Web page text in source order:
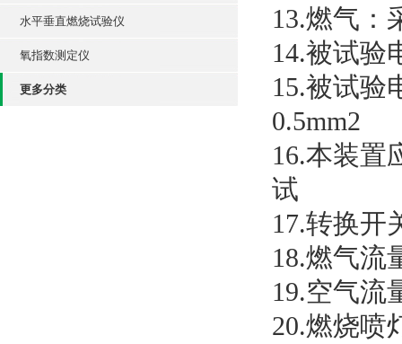
水平垂直燃烧试验仪
氧指数测定仪
更多分类
13.燃气：
14.被试验
15.被试验
0.5mm2
16.本装置
试
17.转换开
18.燃气流
19.空气流
20.燃烧喷